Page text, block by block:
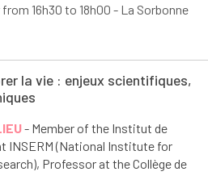
16h30 to 18h00 - La Sorbonne
la vie : enjeux scientifiques,
- Member of the Institut de
INSERM (National Institute for
Professor at the Collège de